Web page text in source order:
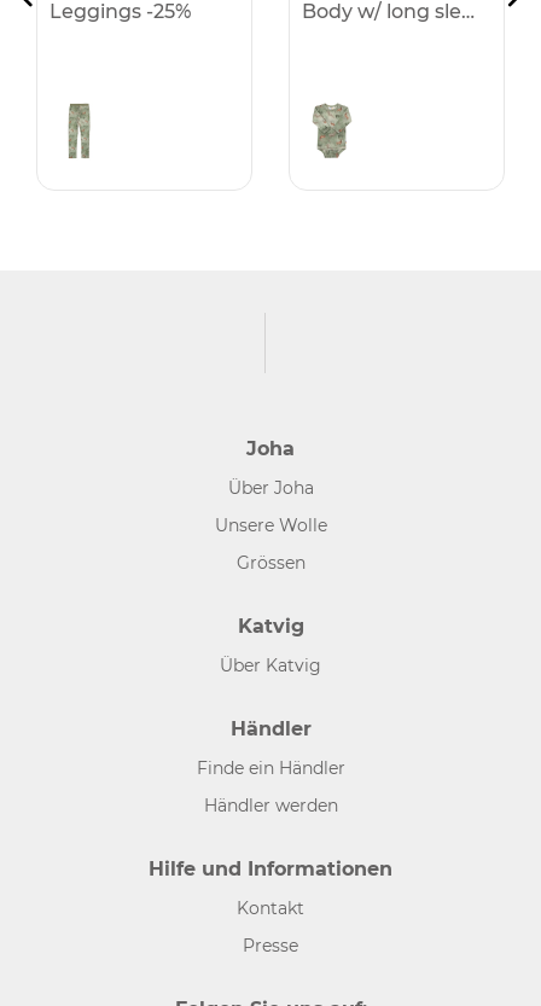
Leggings -25% Body w/ long sleeves -25%
Joha
Über Joha
Unsere Wolle
Grössen
Katvig
Über Katvig
Händler
Finde ein Händler
Händler werden
Hilfe und Informationen
Kontakt
Presse